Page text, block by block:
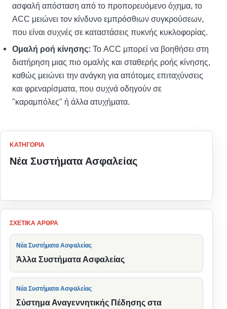
ασφαλή απόσταση από το προπορευόμενο όχημα, το
ACC μειώνει τον κίνδυνο εμπρόσθιων συγκρούσεων,
που είναι συχνές σε καταστάσεις πυκνής κυκλοφορίας.
Ομαλή ροή κίνησης: Το ACC μπορεί να βοηθήσει στη
διατήρηση μιας πιο ομαλής και σταθερής ροής κίνησης,
καθώς μειώνει την ανάγκη για απότομες επιταχύνσεις
και φρεναρίσματα, που συχνά οδηγούν σε
"καραμπόλες" ή άλλα ατυχήματα.
ΚΑΤΗΓΟΡΊΑ
Νέα Συστήματα Ασφαλείας
ΣΧΕΤΙΚΆ ΆΡΘΡΑ
Νέα Συστήματα Ασφαλείας
Άλλα Συστήματα Ασφαλείας
Νέα Συστήματα Ασφαλείας
Σύστημα Αναγεννητικής Πέδησης στα